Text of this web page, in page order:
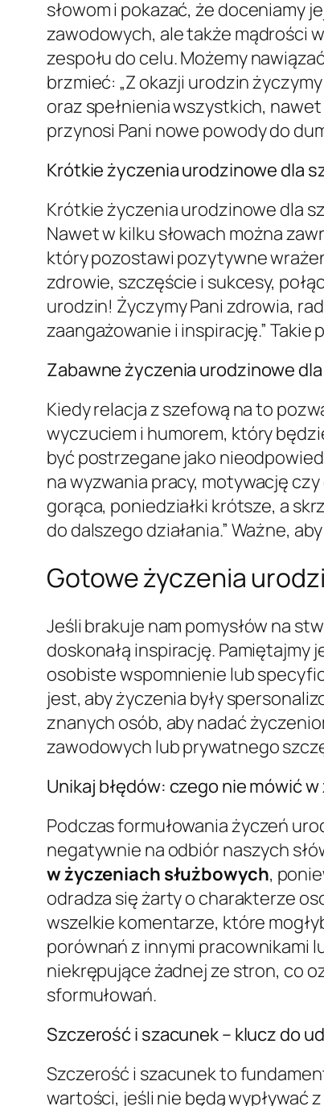
słowom i pokazać, że doceniamy
zawodowych, ale także mądrości
zespołu do celu. Możemy
brzmieć: „Z okazji urodzin
oraz spełnienia wszystkich,
przynosi Pani nowe powody do
Krótkie życzenia urodzinowe dla
Krótkie życzenia urodzinowe dla
Nawet w kilku słowach można
który pozostawi pozytywne
zdrowie, szczęście i sukcesy,
urodzin! Życzymy Pani zdrowia,
zaangażowanie i inspirację.”
Zabawne życzenia urodzinowe
Kiedy relacja z szefową na to
wyczuciem i humorem, który
być postrzegane jako
na wyzwania pracy, motywację czy
gorąca, poniedziałki krótsze, a
do dalszego działania.” Ważne,
Gotowe życzenia
Jeśli brakuje nam pomysłów na
doskonałą inspirację. Pamiętajmy
osobiste wspomnienie lub
jest, aby życzenia były
znanych osób, aby nadać
zawodowych lub prywatnego
Unikaj błędów: czego nie mówić
Podczas formułowania życzeń
negatywnie na odbiór naszych
w życzeniach służbowych,
odradza się żarty o charakterze
wszelkie komentarze, które
porównań z innymi pracownikami
niekrępujące żadnej ze stron, co
sformułowań.
Szczerość i szacunek – klucz do
Szczerość i szacunek to
wartości, jeśli nie będą wypływać